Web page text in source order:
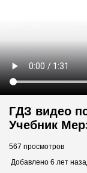
ГДЗ видео
Учебник
567 просмотров
Добавлено 6 лет